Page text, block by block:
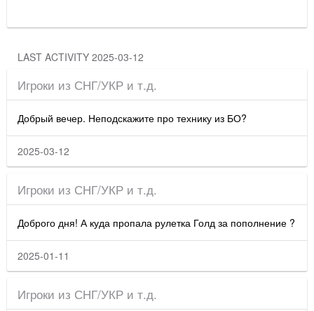
LAST ACTIVITY 2025-03-12
Игроки из СНГ/УКР и т.д.
Добрый вечер. Неподскажите про технику из БО?
2025-03-12
Игроки из СНГ/УКР и т.д.
Доброго дня! А куда пропала рулетка Голд за пополнение ?
2025-01-11
Игроки из СНГ/УКР и т.д.